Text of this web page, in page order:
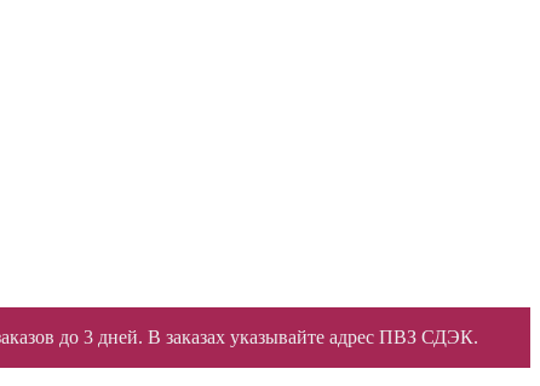
до 3 дней. В заказах указывайте адрес ПВЗ СДЭК.